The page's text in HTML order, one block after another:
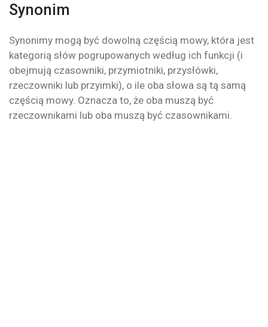
Synonim
Synonimy mogą być dowolną częścią mowy, która jest
kategorią słów pogrupowanych według ich funkcji (i
obejmują czasowniki, przymiotniki, przysłówki,
rzeczowniki lub przyimki), o ile oba słowa są tą samą
częścią mowy. Oznacza to, że oba muszą być
rzeczownikami lub oba muszą być czasownikami.